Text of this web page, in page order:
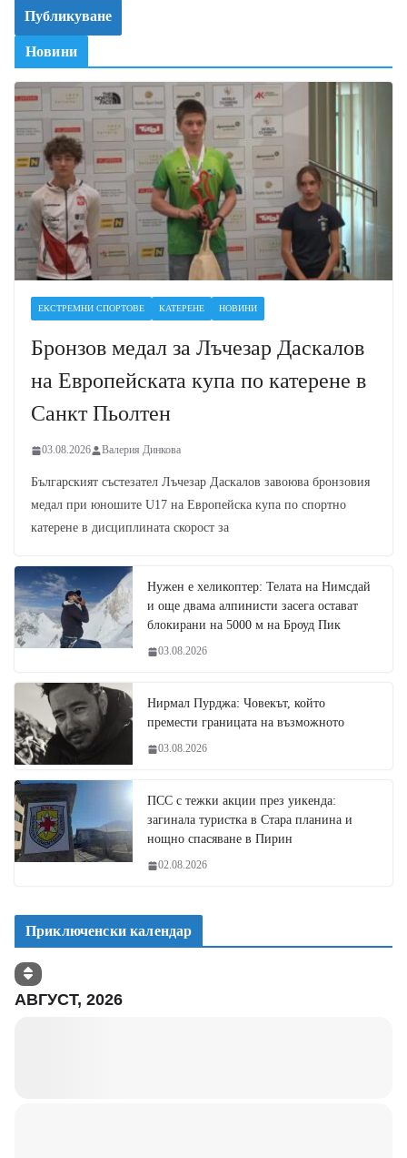
Новини
ЕКСТРЕМНИ СПОРТОВЕ КАТЕРЕНЕ НОВИНИ
Бронзов медал за Лъчезар Даскалов
на Европейската купа по катерене в
Санкт Пьолтен
03.08.2026 Валерия Динкова
Българският състезател Лъчезар Даскалов завоюва бронзовия
медал при юношите U17 на Европейска купа по спортно
катерене в дисциплината скорост за
Нужен е хеликоптер: Телата на Нимсдай
и още двама алпинисти засега остават
блокирани на 5000 м на Броуд Пик
03.08.2026
Нирмал Пурджа: Човекът, който
премести границата на възможното
03.08.2026
ПСС с тежки акции през уикенда:
загинала туристка в Стара планина и
нощно спасяване в Пирин
02.08.2026
Приключенски календар
АВГУСТ, 2026